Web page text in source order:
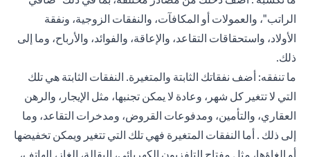
الراتب"، والعمولات أو المكافآت، والنفقات الزوجية، ونفقة
الأولاد، واستحقاقات التقاعد، والإعاقة، والفوائد، والأرباح، وما إلى
ذلك.
ما تنفقه: أضف نفقاتك الثابتة والمتغيرة. النفقات الثابتة هي تلك
التي لا تتغير كل شهر، وعادة لا يمكن تجنبها، مثل الإيجار، والرهن
العقاري، والتأمين، ومدفوعات القروض، ومدخرات التقاعد، وما
إلى ذلك . أما النفقات المتغيرة فهي تلك التي تتغير ويمكن تخفيضها